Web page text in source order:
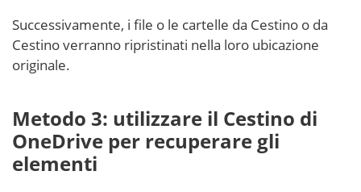
Successivamente, i file o le cartelle da Cestino o da
Cestino verranno ripristinati nella loro ubicazione
originale.
Metodo 3: utilizzare il Cestino di
OneDrive per recuperare gli
elementi